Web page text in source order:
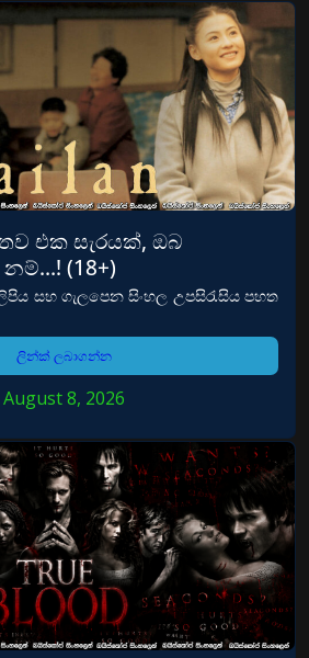
තව එක සැරයක්, ඔබ
(18+)
සහ ගැලපෙන සිංහල උපසිරැසිය පහත
ලින්ක් ලබාගන්න
August 8, 2026